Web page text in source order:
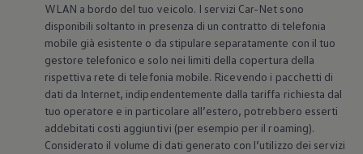
WLAN a bordo del tuo veicolo. I servizi Car-Net sono
disponibili soltanto in presenza di un contratto di telefonia
mobile già esistente o da stipulare separatamente con il tuo
gestore telefonico e solo nei limiti della copertura della
rispettiva rete di telefonia mobile. Ricevendo i pacchetti di
dati da Internet, indipendentemente dalla tariffa richiesta dal
tuo operatore e in particolare all’estero, potrebbero esserti
addebitati costi aggiuntivi (per esempio per il roaming).
Considerato il volume di dati generato con l’utilizzo dei servizi